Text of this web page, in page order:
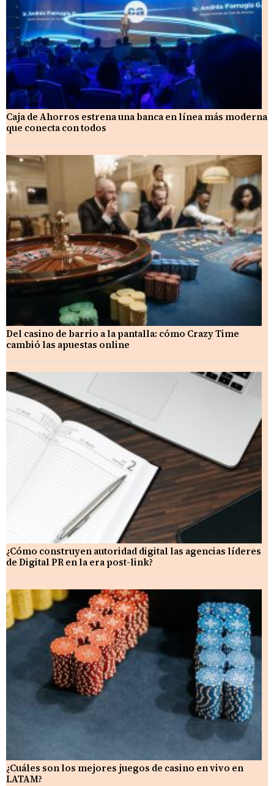
Caja de Ahorros estrena una banca en línea más moderna
que conecta con todos
Del casino de barrio a la pantalla: cómo Crazy Time
cambió las apuestas online
¿Cómo construyen autoridad digital las agencias líderes
de Digital PR en la era post-link?
¿Cuáles son los mejores juegos de casino en vivo en
LATAM?